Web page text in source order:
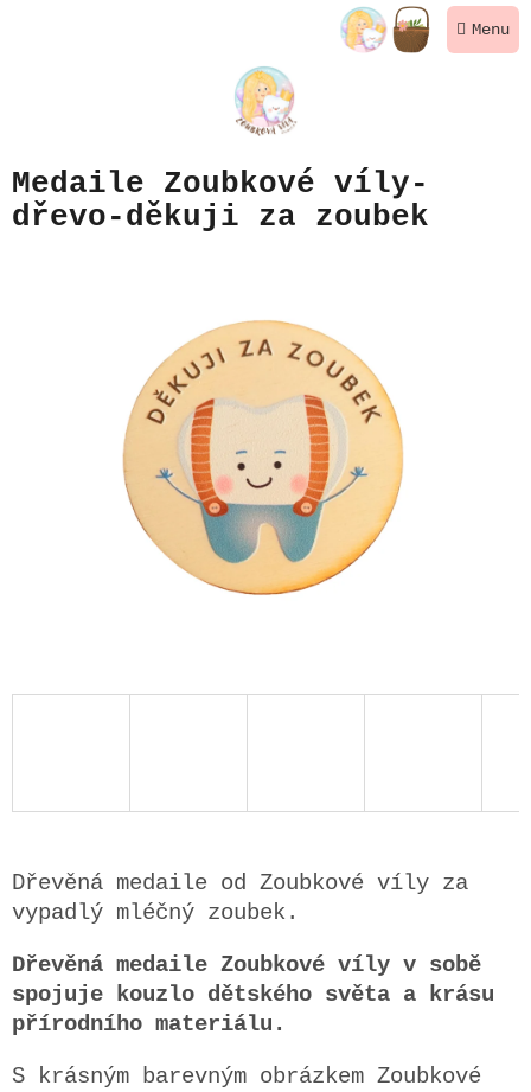
NÁKUPNÍ
KOŠÍK
Medaile Zoubkové víly-
dřevo-děkuji za zoubek
Dřevěná medaile od Zoubkové víly za
vypadlý mléčný zoubek.
Dřevěná medaile Zoubkové víly v sobě
spojuje kouzlo dětského světa a krásu
přírodního materiálu.
S krásným barevným obrázkem Zoubkové